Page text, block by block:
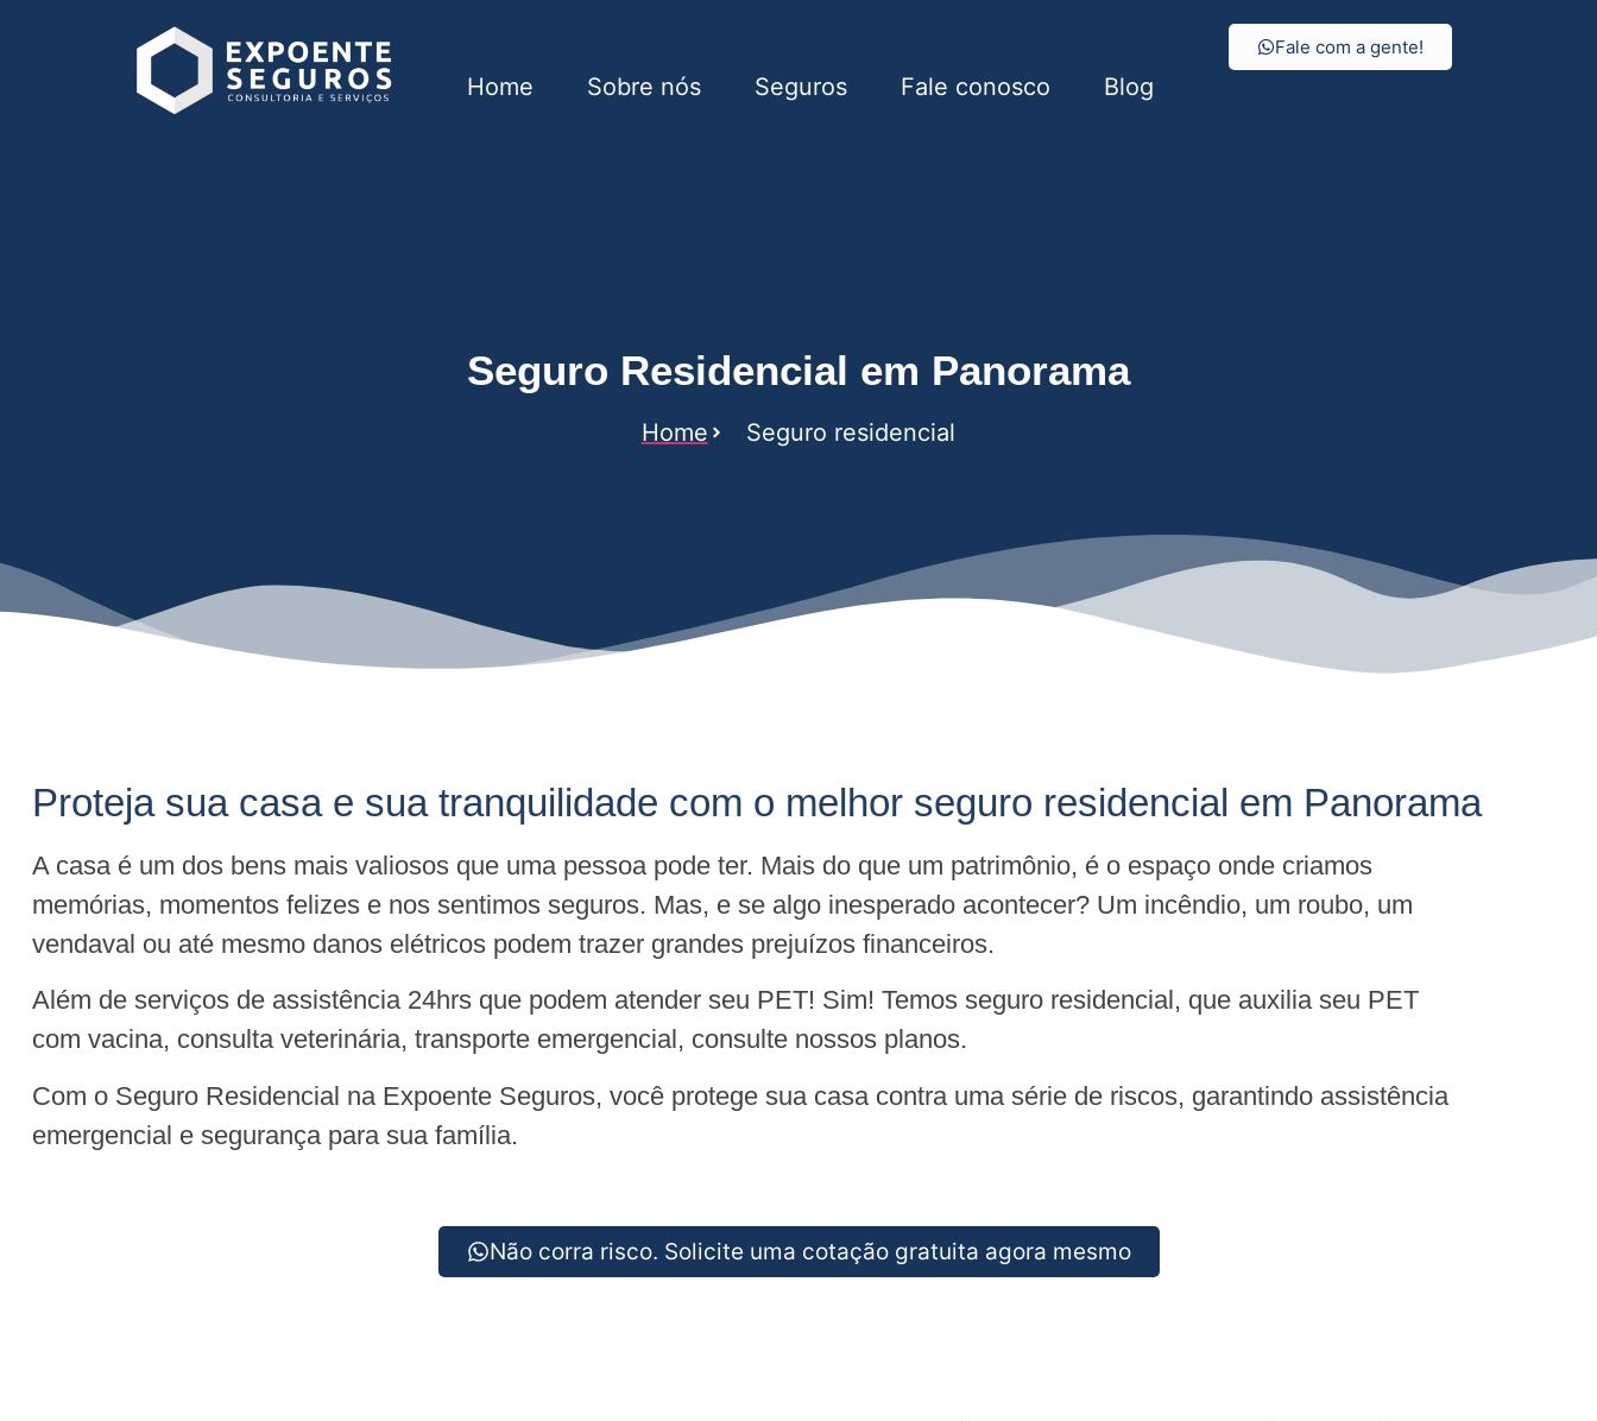
Home Sobre nós Seguros Fale conosco Blog
Fale com a gente!
Seguro Residencial em Panorama
Home Seguro residencial
Proteja sua casa e sua tranquilidade com o melhor seguro residencial em Panorama
A casa é um dos bens mais valiosos que uma pessoa pode ter. Mais do que um patrimônio, é o espaço onde criamos
memórias, momentos felizes e nos sentimos seguros. Mas, e se algo inesperado acontecer? Um incêndio, um roubo, um
vendaval ou até mesmo danos elétricos podem trazer grandes prejuízos financeiros.
Além de serviços de assistência 24hrs que podem atender seu PET! Sim! Temos seguro residencial, que auxilia seu PET
com vacina, consulta veterinária, transporte emergencial, consulte nossos planos.
Com o Seguro Residencial na Expoente Seguros, você protege sua casa contra uma série de riscos, garantindo assistência
emergencial e segurança para sua família.
Não corra risco. Solicite uma cotação gratuita agora mesmo